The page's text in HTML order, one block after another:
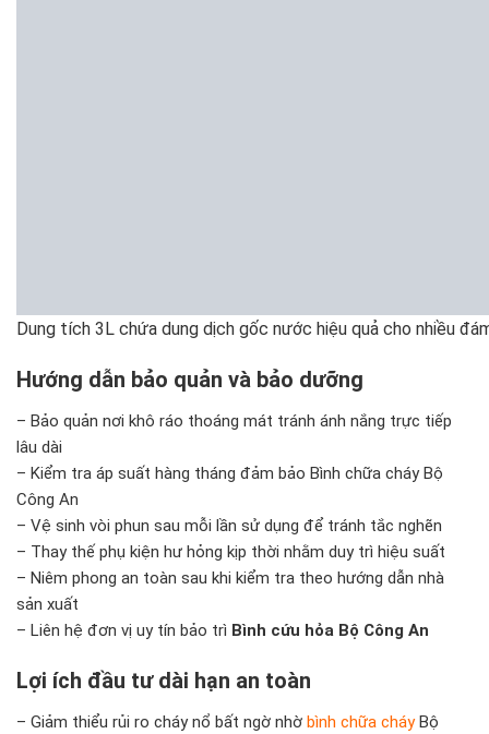
Dung tích 3L chứa dung dịch gốc nước hiệu quả cho nhiều
Hướng dẫn bảo quản và bảo dưỡng
– Bảo quản nơi khô ráo thoáng mát tránh ánh nắng trực tiếp
lâu dài
– Kiểm tra áp suất hàng tháng đảm bảo Bình chữa cháy Bộ
Công An
– Vệ sinh vòi phun sau mỗi lần sử dụng để tránh tắc nghẽn
– Thay thế phụ kiện hư hỏng kịp thời nhằm duy trì hiệu suất
– Niêm phong an toàn sau khi kiểm tra theo hướng dẫn nhà
sản xuất
– Liên hệ đơn vị uy tín bảo trì Bình cứu hỏa Bộ Công An
Lợi ích đầu tư dài hạn an toàn
– Giảm thiểu rủi ro cháy nổ bất ngờ nhờ bình chữa cháyBộ